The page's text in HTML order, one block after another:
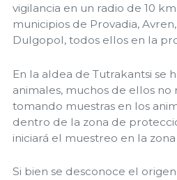
vigilancia en un radio de 10
municipios de Provadia,
Dulgopol, todos ellos en la
En la aldea de Tutrakantsi se
animales, muchos de ellos no
tomando muestras en los
dentro de la zona de
iniciará el muestreo en la
Si bien se desconoce el